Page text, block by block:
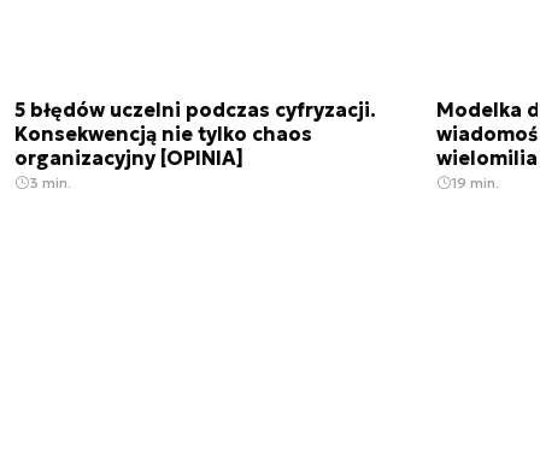
5 błędów uczelni podczas cyfryzacji.
Konsekwencją nie tylko chaos
organizacyjny [OPINIA]
3 min.
Modelka
19 min.